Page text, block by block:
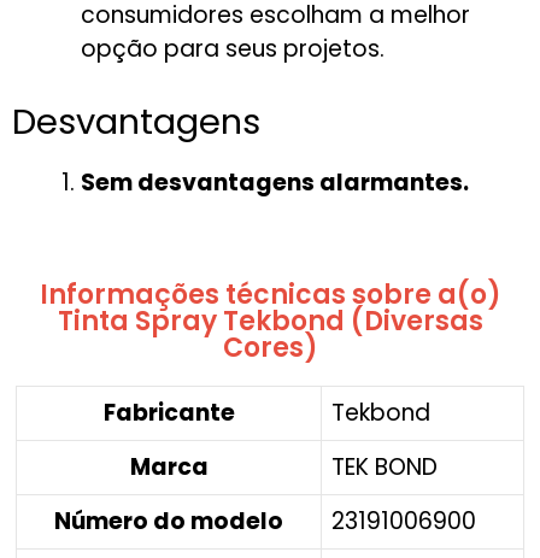
consumidores escolham a melhor
opção para seus projetos.
Desvantagens
Sem desvantagens alarmantes.
Informações técnicas sobre a(o)
Tinta Spray Tekbond (Diversas
Cores)
Fabricante
‎Tekbond
Marca
‎TEK BOND
Número do modelo
‎23191006900